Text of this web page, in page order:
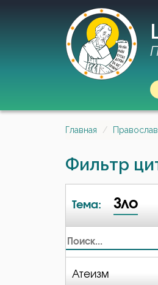
Главная
Фильтр
Тема: Зло
Атеизм